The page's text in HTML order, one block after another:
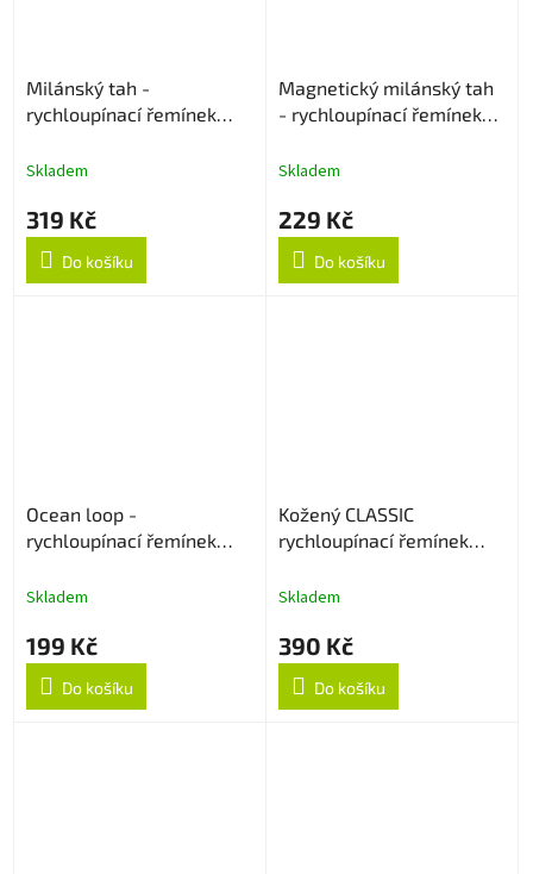
Milánský tah -
rychloupínací řemínek
Skladem
319 Kč
Do košíku
Magnetický milánský tah
- rychloupínací řemínek
Skladem
229 Kč
Do košíku
Ocean loop -
rychloupínací řemínek
Skladem
199 Kč
Do košíku
Kožený CLASSIC
rychloupínací řemínek
Skladem
390 Kč
Do košíku